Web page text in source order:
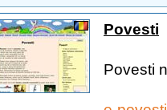
Povesti
Povesti